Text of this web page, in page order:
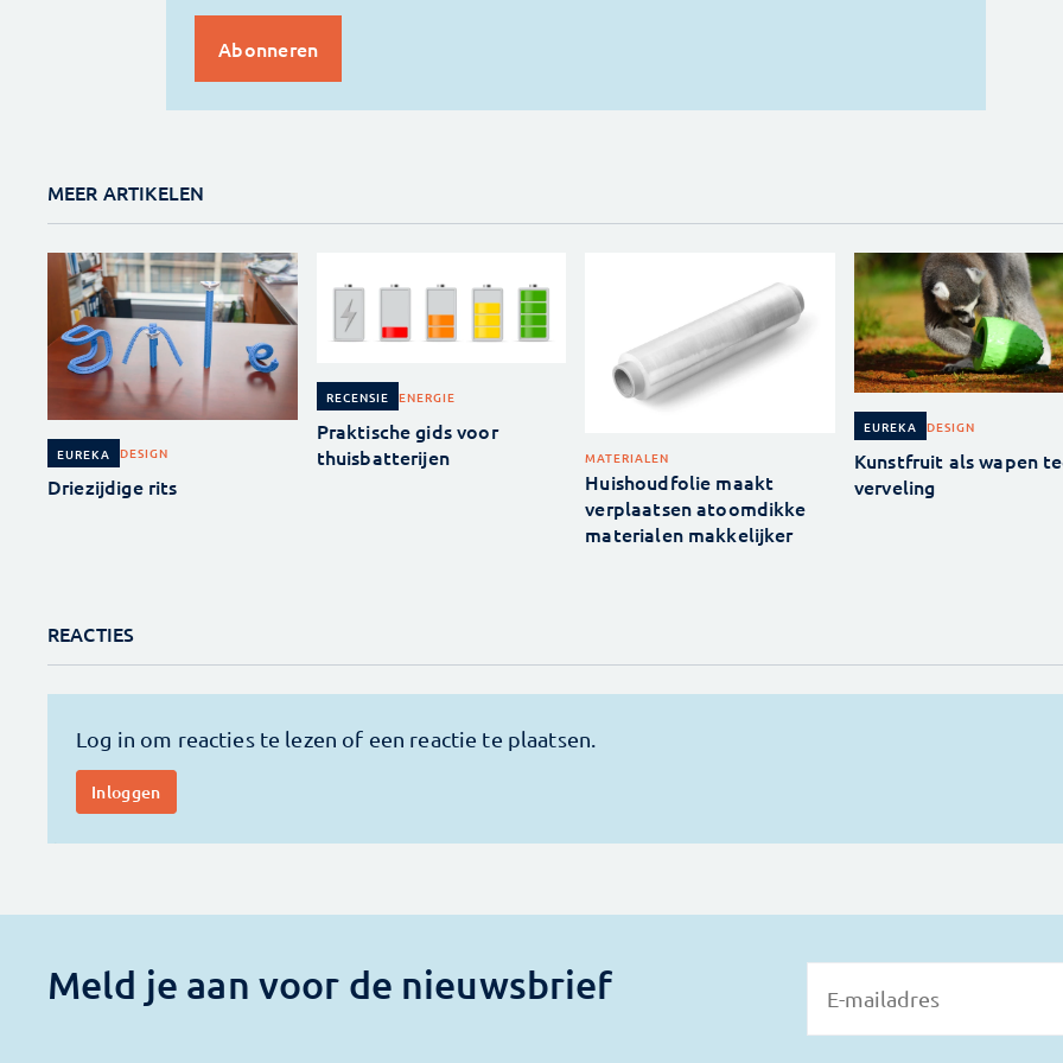
MEER ARTIKELEN
EUREKA DESIGN
Driezijdige rits
RECENSIE ENERGIE
Praktische gids voor
thuisbatterijen
MATERIALEN
Huishoudfolie maakt
verplaatsen atoomdikke
materialen makkelijker
EUREKA DESIGN
Kunstfruit als wapen
verveling
REACTIES
Meld je aan voor de nieuwsbrief